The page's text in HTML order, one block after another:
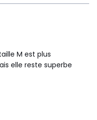
M est plus
elle reste superbe